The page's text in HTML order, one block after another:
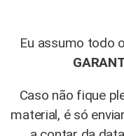
Eu assumo todo
Caso não fique
material, é só